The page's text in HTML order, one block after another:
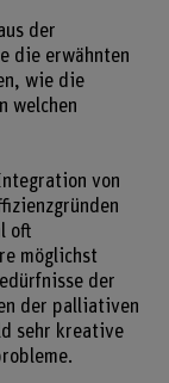
der
die erwähnten
wie die
welchen
von
oft
möglichst
der
der palliativen
sehr kreative